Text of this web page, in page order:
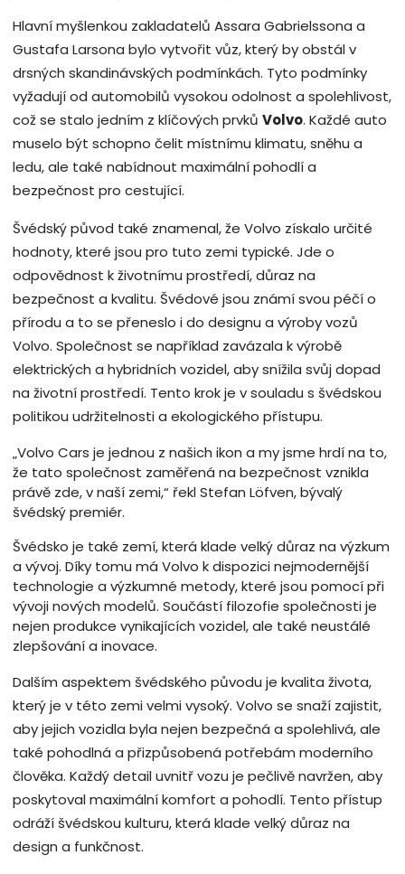
Hlavní myšlenkou zakladatelů Assara Gabrielssona a
Gustafa Larsona bylo vytvořit vůz, který by obstál v
drsných skandinávských podmínkách. Tyto podmínky
vyžadují od automobilů vysokou odolnost a spolehlivost,
což se stalo jedním z klíčových prvků Volvo. Každé auto
muselo být schopno čelit místnímu klimatu, sněhu a
ledu, ale také nabídnout maximální pohodlí a
bezpečnost pro cestující.
Švédský původ také znamenal, že Volvo získalo určité
hodnoty, které jsou pro tuto zemi typické. Jde o
odpovědnost k životnímu prostředí, důraz na
bezpečnost a kvalitu. Švédové jsou známí svou péčí o
přírodu a to se přeneslo i do designu a výroby vozů
Volvo. Společnost se například zavázala k výrobě
elektrických a hybridních vozidel, aby snížila svůj dopad
na životní prostředí. Tento krok je v souladu s švédskou
politikou udržitelnosti a ekologického přístupu.
„Volvo Cars je jednou z našich ikon a my jsme hrdí na to,
že tato společnost zaměřená na bezpečnost vznikla
právě zde, v naší zemi,“ řekl Stefan Löfven, bývalý
švédský premiér.
Švédsko je také zemí, která klade velký důraz na výzkum
a vývoj. Díky tomu má Volvo k dispozici nejmodernější
technologie a výzkumné metody, které jsou pomocí při
vývoji nových modelů. Součástí filozofie společnosti je
nejen produkce vynikajících vozidel, ale také neustálé
zlepšování a inovace.
Dalším aspektem švédského původu je kvalita života,
který je v této zemi velmi vysoký. Volvo se snaží zajistit,
aby jejich vozidla byla nejen bezpečná a spolehlivá, ale
také pohodlná a přizpůsobená potřebám moderního
člověka. Každý detail uvnitř vozu je pečlivě navržen, aby
poskytoval maximální komfort a pohodlí. Tento přístup
odráží švédskou kulturu, která klade velký důraz na
design a funkčnost.